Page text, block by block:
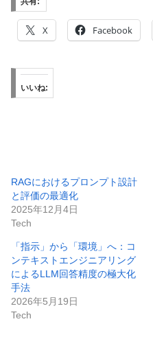
X Facebook
いいね:
RAGにおけるプロンプト設計
と評価の最適化
2025年12月4日
Tech
「指示」から「環境」へ：コ
ンテキストエンジニアリング
によるLLM回答精度の極大化
手法
2026年5月19日
Tech